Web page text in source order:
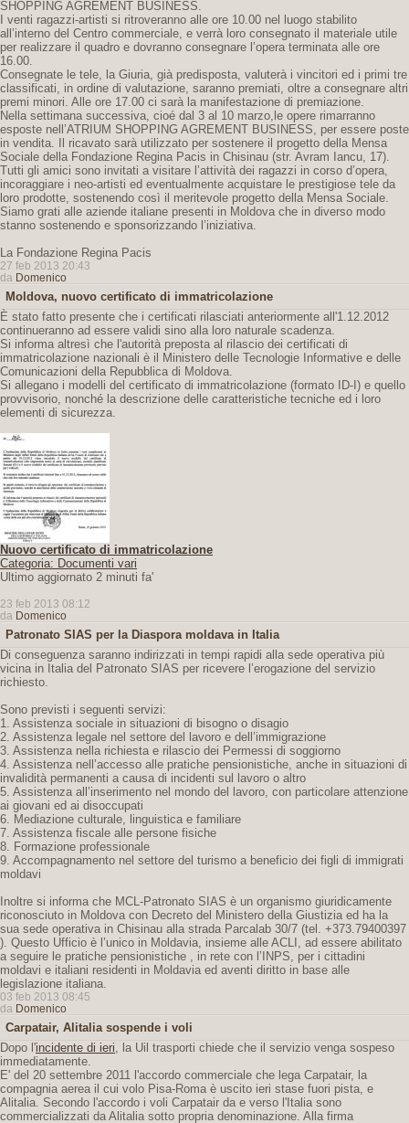
SHOPPING AGREMENT BUSINESS.
I venti ragazzi-artisti si ritroveranno alle ore 10.00 nel luogo stabilito
all’interno del Centro commerciale, e verrà loro consegnato il materiale utile
per realizzare il quadro e dovranno consegnare l’opera terminata alle ore
16.00.
Consegnate le tele, la Giuria, già predisposta, valuterà i vincitori ed i primi tre
classificati, in ordine di valutazione, saranno premiati, oltre a consegnare altri
premi minori. Alle ore 17.00 ci sarà la manifestazione di premiazione.
Nella settimana successiva, cioé dal 3 al 10 marzo,le opere rimarranno
esposte nell’ATRIUM SHOPPING AGREMENT BUSINESS, per essere poste
in vendita. Il ricavato sarà utilizzato per sostenere il progetto della Mensa
Sociale della Fondazione Regina Pacis in Chisinau (str. Avram Iancu, 17).
Tutti gli amici sono invitati a visitare l’attività dei ragazzi in corso d’opera,
incoraggiare i neo-artisti ed eventualmente acquistare le prestigiose tele da
loro prodotte, sostenendo così il meritevole progetto della Mensa Sociale.
Siamo grati alle aziende italiane presenti in Moldova che in diverso modo
stanno sostenendo e sponsorizzando l’iniziativa.
La Fondazione Regina Pacis
27 feb 2013 20:43
da Domenico
Moldova, nuovo certificato di immatricolazione
È stato fatto presente che i certificati rilasciati anteriormente all'1.12.2012
continueranno ad essere validi sino alla loro naturale scadenza.
Si informa altresì che l'autorità preposta al rilascio dei certificati di
immatricolazione nazionali è il Ministero delle Tecnologie Informative e delle
Comunicazioni della Repubblica di Moldova.
Si allegano i modelli del certificato di immatricolazione (formato ID-I) e quello
provvisorio, nonché la descrizione delle caratteristiche tecniche ed i loro
elementi di sicurezza.
Nuovo certificato di immatricolazione
Categoria: Documenti vari
Ultimo aggiornato 2 minuti fa'
23 feb 2013 08:12
da Domenico
Patronato SIAS per la Diaspora moldava in Italia
Di conseguenza saranno indirizzati in tempi rapidi alla sede operativa più
vicina in Italia del Patronato SIAS per ricevere l’erogazione del servizio
richiesto.
Sono previsti i seguenti servizi:
1. Assistenza sociale in situazioni di bisogno o disagio
2. Assistenza legale nel settore del lavoro e dell’immigrazione
3. Assistenza nella richiesta e rilascio dei Permessi di soggiorno
4. Assistenza nell’accesso alle pratiche pensionistiche, anche in situazioni di
invalidità permanenti a causa di incidenti sul lavoro o altro
5. Assistenza all’inserimento nel mondo del lavoro, con particolare attenzione
ai giovani ed ai disoccupati
6. Mediazione culturale, linguistica e familiare
7. Assistenza fiscale alle persone fisiche
8. Formazione professionale
9. Accompagnamento nel settore del turismo a beneficio dei figli di immigrati
moldavi
Inoltre si informa che MCL-Patronato SIAS è un organismo giuridicamente
riconosciuto in Moldova con Decreto del Ministero della Giustizia ed ha la
sua sede operativa in Chisinau alla strada Parcalab 30/7 (tel. +373.79400397
). Questo Ufficio è l’unico in Moldavia, insieme alle ACLI, ad essere abilitato
a seguire le pratiche pensionistiche , in rete con l’INPS, per i cittadini
moldavi e italiani residenti in Moldavia ed aventi diritto in base alle
legislazione italiana.
03 feb 2013 08:45
da Domenico
Carpatair, Alitalia sospende i voli
Dopo l'incidente di ieri, la Uil trasporti chiede che il servizio venga sospeso
immediatamente.
E' del 20 settembre 2011 l'accordo commerciale che lega Carpatair, la
compagnia aerea il cui volo Pisa-Roma è uscito ieri stase fuori pista, e
Alitalia. Secondo l'accordo i voli Carpatair da e verso l'Italia sono
commercializzati da Alitalia sotto propria denominazione. Alla firma